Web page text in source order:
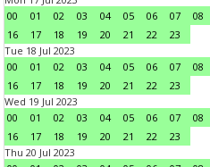
00
01 02 03 04 05 06 07 08
16
17 18 19 20 21 22
23
Tue 18 Jul 2023
00
01 02 03 04 05 06 07 08
16
17 18 19 20 21 22
23
Wed 19 Jul 2023
00
01 02 03 04 05 06 07 08
16
17 18 19 20 21 22
23
Thu 20 Jul 2023